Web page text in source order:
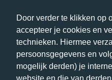
Door verder te klikken op
accepteer je cookies en
technieken. Hiermee
persoonsgegevens en
mogelijk derden) je
Betaalmethodes
Account